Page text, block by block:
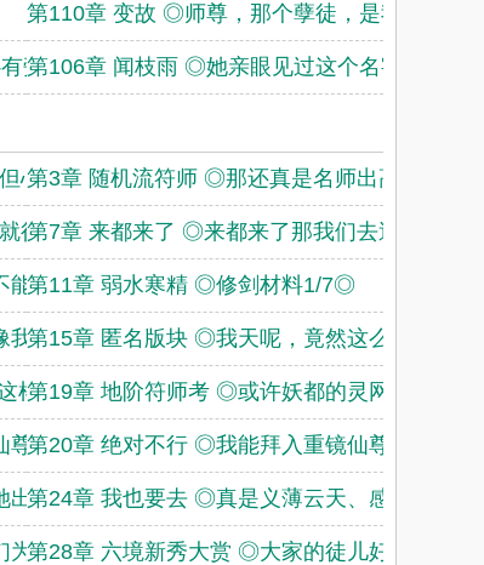
第110章 变故 ◎师尊，那个孽徒，是我。◎
旁骛。◎
第106章 闻枝雨 ◎她亲眼见过这个名字的所有
心态很好
第3章 随机流符师 ◎那还真是名师出高徒。◎
行。◎
第7章 来都来了 ◎来都来了那我们去逛一下黑
能不修。
第11章 弱水寒精 ◎修剑材料1/7◎
我师尊啊
第15章 匿名版块 ◎我天呢，竟然这么慈师心
样。”
第19章 地阶符师考 ◎或许妖都的灵网信号真
尊门下吗
第20章 绝对不行 ◎我能拜入重镜仙尊门下吗
出门不要
第24章 我也要去 ◎真是义薄云天、感天动地
为什么跑
第28章 六境新秀大赏 ◎大家的徒儿好像没一